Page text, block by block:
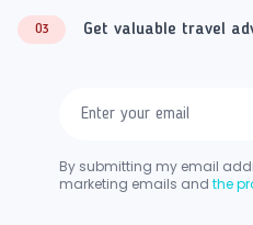
03 Get valuable travel
By submitting my email
marketing emails and the